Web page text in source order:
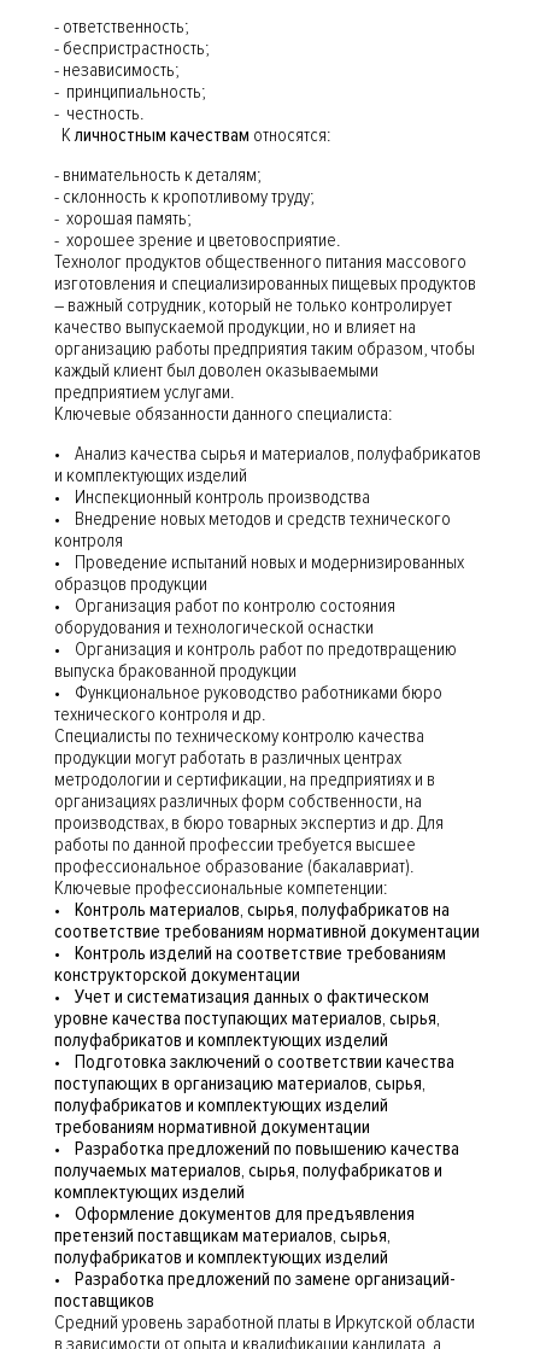
- ответственность;
- беспристрастность;
- независимость;
- принципиальность;
- честность.
Кличностным качествам относятся:
- внимательность к деталям;
- склонность к кропотливому труду;
- хорошая память;
- хорошее зрение и цветовосприятие.
Технолог продуктов общественного питания массового
изготовления и специализированных пищевых продуктов
– важный сотрудник, который не только контролирует
качество выпускаемой продукции, но и влияет на
организацию работы предприятия таким образом, чтобы
каждый клиент был доволен оказываемыми
предприятием услугами.
Ключевые обязанности данного специалиста:
• Анализ качества сырья и материалов, полуфабрикатов
и комплектующих изделий
• Инспекционный контроль производства
• Внедрение новых методов и средств технического
контроля
• Проведение испытаний новых и модернизированных
образцов продукции
• Организация работ по контролю состояния
оборудования и технологической оснастки
• Организация и контроль работ по предотвращению
выпуска бракованной продукции
• Функциональное руководство работниками бюро
технического контроля и др.
Специалисты по техническому контролю качества
продукции могут работать в различных центрах
метродологии и сертификации, на предприятиях и в
организациях различных форм собственности, на
производствах, в бюро товарных экспертиз и др. Для
работы по данной профессии требуется высшее
профессиональное образование (бакалавриат).
Ключевые профессиональные компетенции:
• Контроль материалов, сырья, полуфабрикатов на
соответствие требованиям нормативной документации
• Контроль изделий на соответствие требованиям
конструкторской документации
• Учет и систематизация данных о фактическом
уровне качества поступающих материалов, сырья,
полуфабрикатов и комплектующих изделий
• Подготовка заключений о соответствии качества
поступающих в организацию материалов, сырья,
полуфабрикатов и комплектующих изделий
требованиям нормативной документации
• Разработка предложений по повышению качества
получаемых материалов, сырья, полуфабрикатов и
комплектующих изделий
• Оформление документов для предъявления
претензий поставщикам материалов, сырья,
полуфабрикатов и комплектующих изделий
• Разработка предложений по замене организаций-
поставщиков
Средний уровень заработной платы в Иркутской области
в зависимости от опыта и квалификации кандидата, а